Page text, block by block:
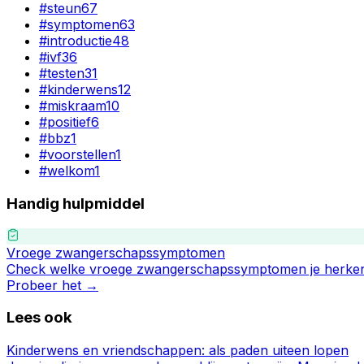
#steun67
#symptomen63
#introductie48
#ivf36
#testen31
#kinderwens12
#miskraam10
#positief6
#bbz1
#voorstellen1
#welkom1
Handig hulpmiddel
Vroege zwangerschapssymptomen
Check welke vroege zwangerschapssymptomen je
Probeer het →
Lees ook
Kinderwens en vriendschappen: als paden uiteen lopen